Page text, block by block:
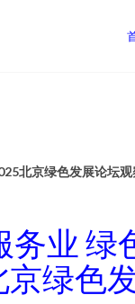
北京绿色发展论坛观
业 绿
绿色